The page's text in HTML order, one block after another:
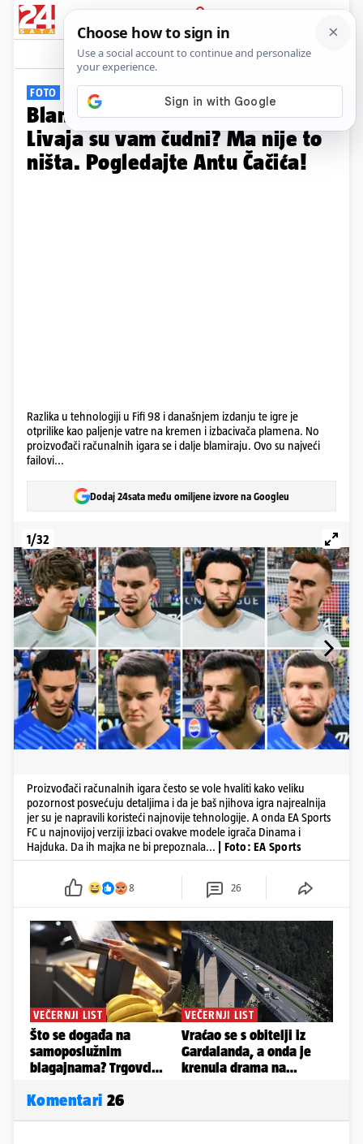
PRIJAVA
Galerija Komentari
FOTO
Blamaže Fife i PES-a: Petković i
Livaja su vam čudni? Ma nije to
ništa. Pogledajte Antu Čačića!
Razlika u tehnologiji u Fifi 98 i današnjem izdanju te igre je
otprilike kao paljenje vatre na kremen i izbacivača plamena. No
proizvođači računalnih igara se i dalje blamiraju. Ovo su najveći
failovi...
Dodaj 24sata među omiljene izvore na Googleu
1/32
Proizvođači računalnih igara često se vole hvaliti kako veliku
pozornost posvećuju detaljima i da je baš njihova igra najrealnija
jer su je napravili koristeći najnovije tehnologije. A onda EA Sports
FC u najnovijoj verziji izbaci ovakve modele igrača Dinama i
Hajduka. Da ih majka ne bi prepoznala...
| Foto: EA Sports
8 26
Komentari 26